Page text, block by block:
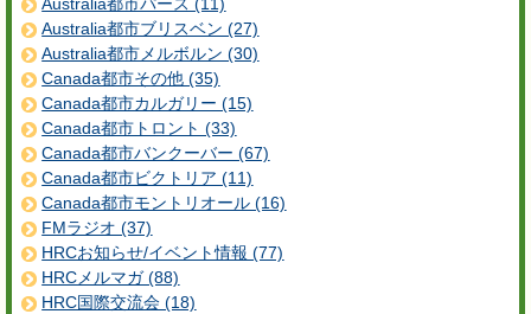
Australia都市ブリスベン (27)
Australia都市メルボルン (30)
Canada都市その他 (35)
Canada都市カルガリー (15)
Canada都市トロント (33)
Canada都市バンクーバー (67)
Canada都市ビクトリア (11)
Canada都市モントリオール (16)
FMラジオ (37)
HRCお知らせ/イベント情報 (77)
HRCメルマガ (88)
HRC国際交流会 (18)